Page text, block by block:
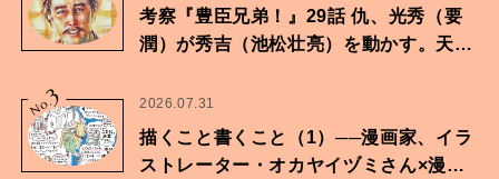
考察『豊臣兄弟！』29話 仇、光秀（要
潤）が秀吉（池松壮亮）を動かす。天下
No.
3 2026.07.31
描くこと書くこと（1）──漫画家、イラ
ストレーター・オカヤイヅミさん×漫画